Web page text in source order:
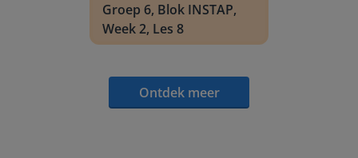
Groep 6, Blok INSTAP,
Week 2, Les 8
Ontdek meer